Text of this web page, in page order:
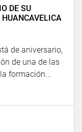
DE SU
HUANCAVELICA
de aniversario,
de una de las
formación...